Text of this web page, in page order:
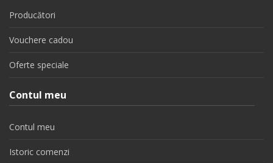
Producători
Vouchere cadou
Oferte speciale
Contul meu
Contul meu
Istoric comenzi